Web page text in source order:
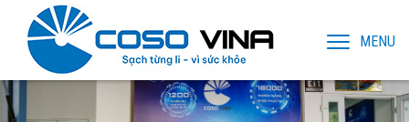
MENU